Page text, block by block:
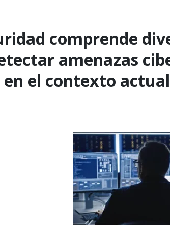
comprende
amenazas
el contexto